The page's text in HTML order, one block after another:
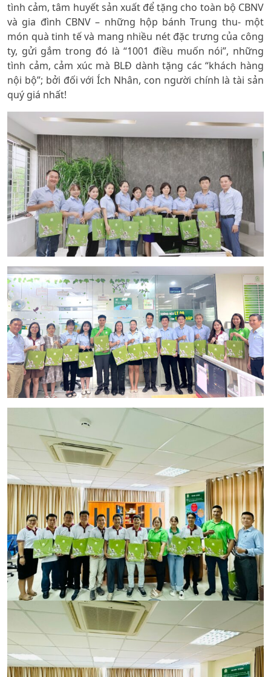
tình cảm, tâm huyết sản xuất để tặng cho toàn bộ CBNV
và gia đình CBNV – những hộp bánh Trung thu- một
món quà tinh tế và mang nhiều nét đặc trưng của công
ty, gửi gắm trong đó là “1001 điều muốn nói”, những
tình cảm, cảm xúc mà BLĐ dành tặng các “khách hàng
nội bộ”; bởi đối với Ích Nhân, con người chính là tài sản
quý giá nhất!